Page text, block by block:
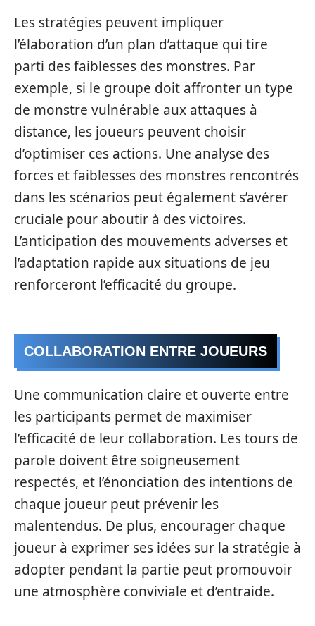
Les stratégies peuvent impliquer
l’élaboration d’un plan d’attaque qui tire
parti des faiblesses des monstres. Par
exemple, si le groupe doit affronter un type
de monstre vulnérable aux attaques à
distance, les joueurs peuvent choisir
d’optimiser ces actions. Une analyse des
forces et faiblesses des monstres rencontrés
dans les scénarios peut également s’avérer
cruciale pour aboutir à des victoires.
L’anticipation des mouvements adverses et
l’adaptation rapide aux situations de jeu
renforceront l’efficacité du groupe.
COLLABORATION ENTRE JOUEURS
Une communication claire et ouverte entre
les participants permet de maximiser
l’efficacité de leur collaboration. Les tours de
parole doivent être soigneusement
respectés, et l’énonciation des intentions de
chaque joueur peut prévenir les
malentendus. De plus, encourager chaque
joueur à exprimer ses idées sur la stratégie à
adopter pendant la partie peut promouvoir
une atmosphère conviviale et d’entraide.